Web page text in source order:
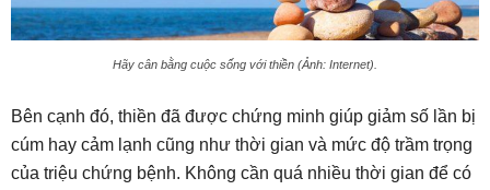
Hãy cân bằng cuộc sống với thiền (Ảnh: Internet).
Bên cạnh đó, thiền đã được chứng minh giúp giảm số lần bị
cúm hay cảm lạnh cũng như thời gian và mức độ trầm trọng
của triệu chứng bệnh. Không cần quá nhiều thời gian để có